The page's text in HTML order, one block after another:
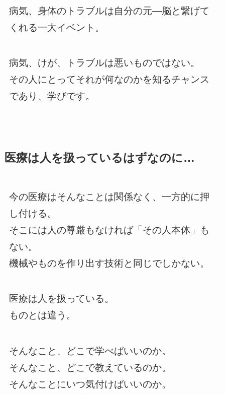
病気、身体のトラブルは自分の元―脳と繋げて
くれる一大イベント。
病気、けが、トラブルは悪いものではない。
その人にとってそれが何なのかを知るチャンス
であり、学びです。
医療は人を扱っているはずなのに…
今の医療はそんなことは関係なく、一方的に押
し付ける。
そこには人の尊厳もなければ「その人本体」も
ない。
機械やものを作り出す技術と同じでしかない。
医療は人を扱っている。
ものとは違う。
そんなこと、どこで学べばいいのか。
そんなこと、どこで教えているのか。
そんなことにいつ気付けばいいのか。